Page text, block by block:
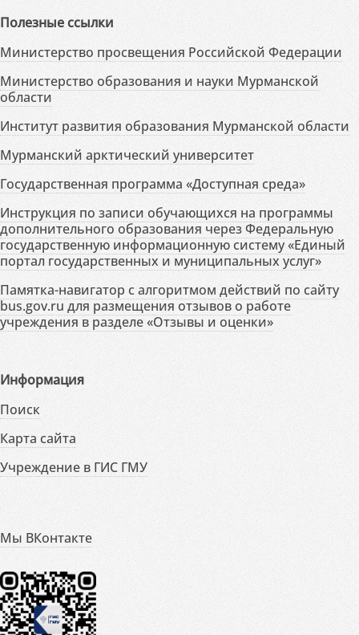
Полезные ссылки
Министерство просвещения Российской Федерации
Министерство образования и науки Мурманской
области
Институт развития образования Мурманской области
Мурманский арктический университет
Государственная программа «Доступная среда»
Инструкция по записи обучающихся на программы
дополнительного образования через Федеральную
государственную информационную систему «Единый
портал государственных и муниципальных услуг»
Памятка-навигатор с алгоритмом действий по сайту
bus.gov.ru для размещения отзывов о работе
учреждения в разделе «Отзывы и оценки»
Информация
Поиск
Карта сайта
Учреждение в ГИС ГМУ
Мы ВКонтакте